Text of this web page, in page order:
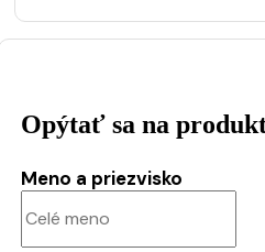
Opýtať sa na
Meno a priezvisko